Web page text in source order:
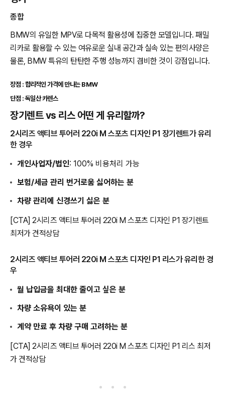
종합
BMW의 유일한 MPV로 다목적 활용성에 집중한 모델입니다. 패밀
리카로 활용할 수 있는 여유로운 실내 공간과 실속 있는 편의사양은
물론, BMW 특유의 탄탄한 주행 성능까지 겸비한 것이 강점입니다.
장점 : 합리적인 가격에 만나는 BMW
단점 : 독일산 카렌스
장기렌트 vs 리스 어떤 게 유리할까?
2시리즈 액티브 투어러 220i M 스포츠 디자인 P1 장기렌트가 유리
한 경우
개인사업자/법인: 100% 비용처리 가능
보험/세금 관리 번거로움 싫어하는 분
차량 관리에 신경쓰기 싫은 분
[CTA] 2시리즈 액티브 투어러 220i M 스포츠 디자인 P1 장기렌트
최저가 견적상담
2시리즈 액티브 투어러 220i M 스포츠 디자인 P1 리스가 유리한 경
우
월 납입금을 최대한 줄이고 싶은 분
차량 소유욕이 있는 분
계약 만료 후 차량 구매 고려하는 분
[CTA] 2시리즈 액티브 투어러 220i M 스포츠 디자인 P1 리스 최저
가 견적상담